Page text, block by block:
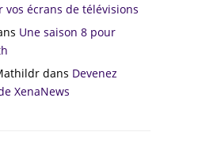
vos écrans de télévisions
Une saison 8 pour
dans Devenez
XenaNews